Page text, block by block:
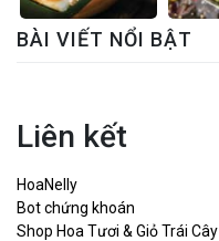
BÀI VIẾT NỔI BẬT
Liên kết
HoaNelly
Bot chứng khoán
Shop Hoa Tươi & Giỏ Trái Cây